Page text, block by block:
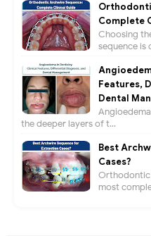
Complete
Choosing
sequence is
Features,
Dental
the deeper layers of t...
Best
Cases?
Orthodontic
most